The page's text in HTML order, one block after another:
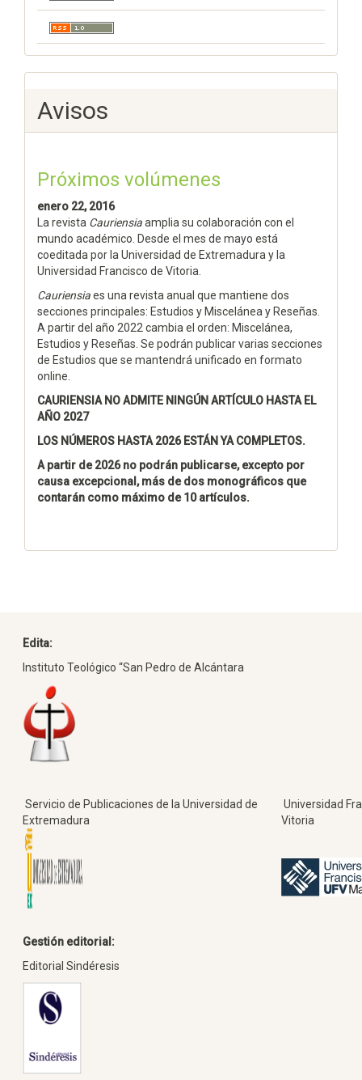
Avisos
Próximos volúmenes
enero 22, 2016
La revista Cauriensiaamplia su colaboración con el
mundo académico. Desde el mes de mayo está
coeditada por la Universidad de Extremadura y la
Universidad Francisco de Vitoria.
Cauriensiaes una revista anual que mantiene dos
secciones principales: Estudios y Miscelánea y Reseñas.
A partir del año 2022 cambia el orden: Miscelánea,
Estudios y Reseñas. Se podrán publicar varias secciones
de Estudios que se mantendrá unificado en formato
online.
CAURIENSIA NO ADMITE NINGÚN ARTÍCULO HASTA EL
AÑO 2027
LOS NÚMEROS HASTA 2026 ESTÁN YA COMPLETOS.
A partir de 2026 no podrán publicarse, excepto por
causa excepcional, más de dos monográficos que
contarán como máximo de 10 artículos.
Edita:
Instituto Teológico “San Pedro de Alcántara
Servicio de Publicaciones de la Universidad de
Extremadura
Universidad
Vitoria
Gestión editorial:
Editorial Sindéresis